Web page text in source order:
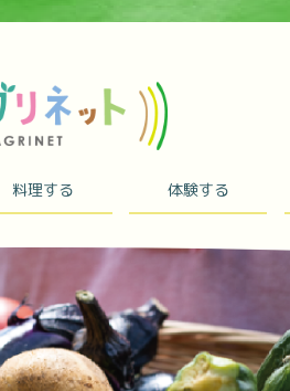
料理する 体験する